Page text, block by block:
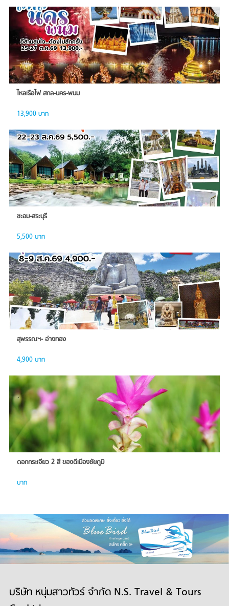
ไหลเรือไฟ สกล-นคร-พนม
13,900 บาท
ชะอม-สระบุรี
5,500 บาท
สุพรรณฯ- อ่างทอง
4,900 บาท
ดอกกระเจียว 2 สี ของดีเมืองชัยภูมิ
บาท
บริษัท หนุ่มสาวทัวร์ จำกัด N.S. Travel & Tours